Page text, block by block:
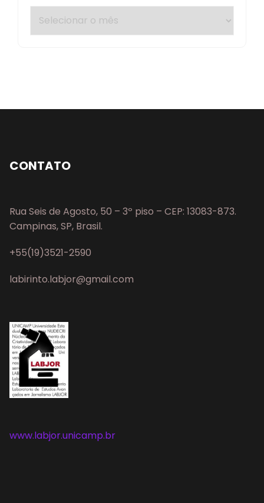
CONTATO
Rua Seis de Agosto, 50 – 3º piso – CEP: 13083-873.
Campinas, SP, Brasil.
+55(19)3521-2590
labirinto.labjor@gmail.com
www.labjor.unicamp.br